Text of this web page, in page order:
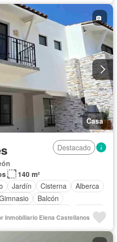
Casa
Destacado
140 m²
Jardín Cisterna
Alberca
Balcón
Internet
televisión
Electricidad
Inmobiliario Elena Castellanos